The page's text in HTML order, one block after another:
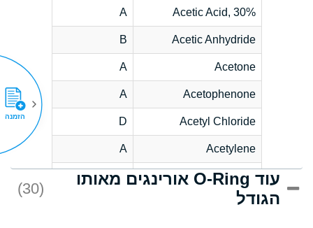
Acetic Acid, 30%
A
Acetic Anhydride
B
Acetone
A
Acetophenone
A
Acetyl Chloride
D
Acetylene
A
Acrlylonitrile
D
Adipic Acid
עוד O-Ring אורינגים מאותו
הגודל
(30)
הזמנה